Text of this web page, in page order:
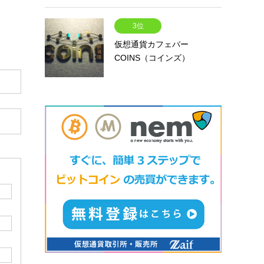
3位
仮想通貨カフェバー
COINS（コインズ）